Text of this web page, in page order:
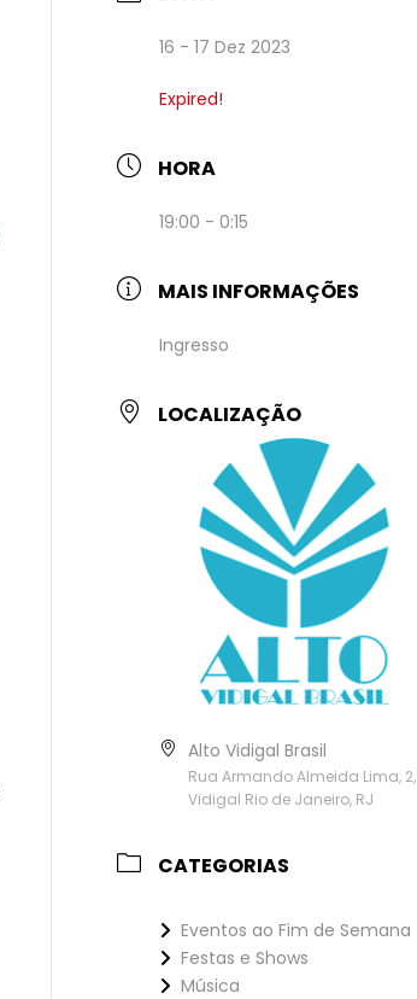
16 - 17 Dez 2023
Expired!
HORA
19:00 - 0:15
MAIS INFORMAÇÕES
Ingresso
LOCALIZAÇÃO
Alto Vidigal Brasil
Rua Armando Almeida Lima, 2,
Vidigal Rio de Janeiro, RJ
CATEGORIAS
Eventos ao Fim de Semana
Festas e Shows
Música